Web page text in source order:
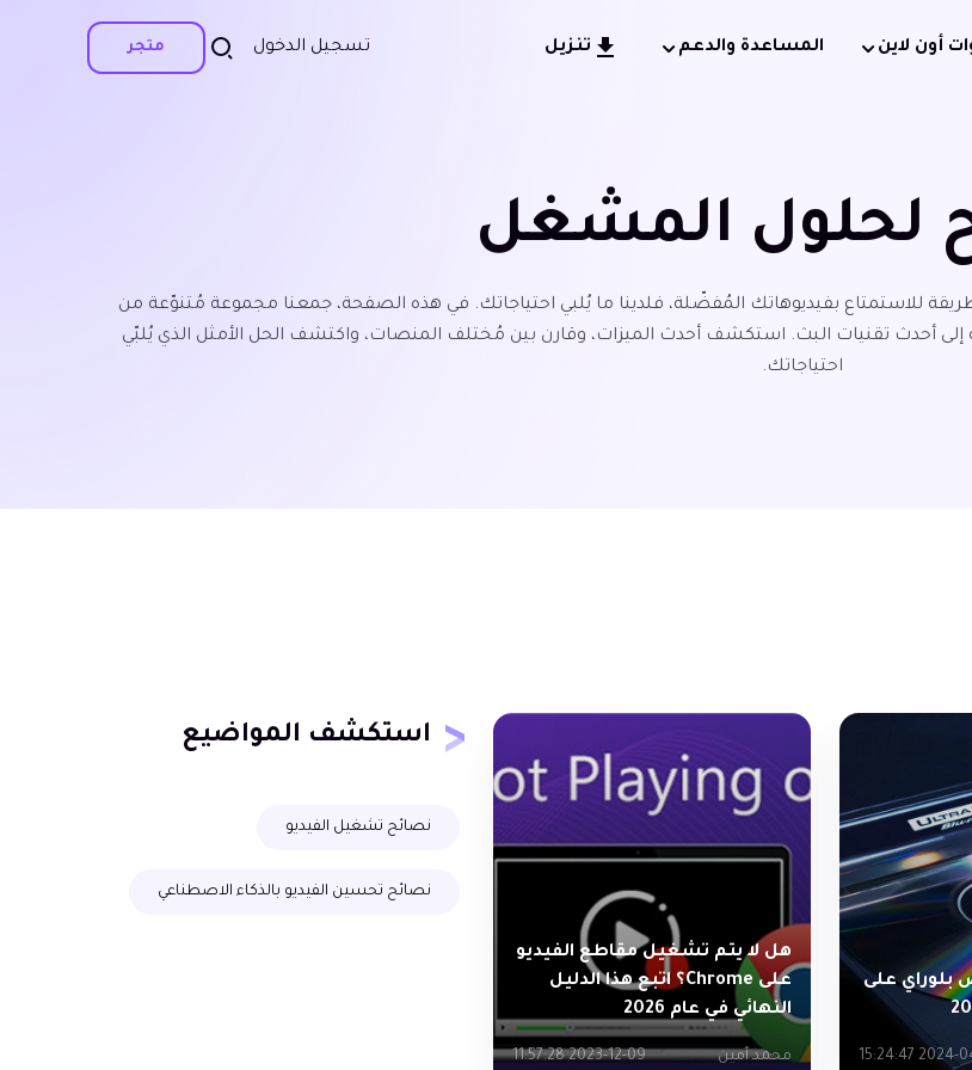
تسجيل الدخول متجر أون لاين المساعدة والدعم تنزيل
لحلول المشغل
بفيديوهاتك المُفضّلة، فلدينا ما يُلبي احتياجاتك. في هذه الصفحة، جمعنا مجموعة مُتنوّعة من
أحدث تقنيات البث. استكشف أحدث الميزات، وقارن بين مُختلف المنصات، واكتشف الحل الأمثل الذي يُلبّي
احتياجاتك.
بلوراي على
2024-04-30
هل لا يتم تشغيل مقاطع الفيديو
على Chrome؟ اتبع هذا الدليل
النهائي في عام 2026
محمد أمين 2023-12-09 11:57:28
استكشف المواضيع
نصائح تشغيل الفيديو
نصائح تحسين الفيديو بالذكاء الاصطناعي